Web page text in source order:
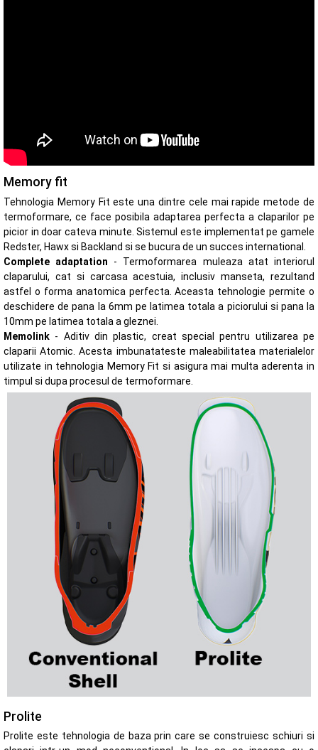
Memory fit
Tehnologia Memory Fit este una dintre cele mai rapide metode de
termoformare, ce face posibila adaptarea perfecta a claparilor pe
picior in doar cateva minute. Sistemul este implementat pe gamele
Redster, Hawx si Backland si se bucura de un succes international.
Complete adaptation - Termoformarea muleaza atat interiorul
claparului, cat si carcasa acestuia, inclusiv manseta, rezultand
astfel o forma anatomica perfecta. Aceasta tehnologie permite o
deschidere de pana la 6mm pe latimea totala a piciorului si pana la
10mm pe latimea totala a gleznei.
Memolink - Aditiv din plastic, creat special pentru utilizarea pe
claparii Atomic. Acesta imbunatateste maleabilitatea materialelor
utilizate in tehnologia Memory Fit si asigura mai multa aderenta in
timpul si dupa procesul de termoformare.
Prolite
Prolite este tehnologia de baza prin care se construiesc schiuri si